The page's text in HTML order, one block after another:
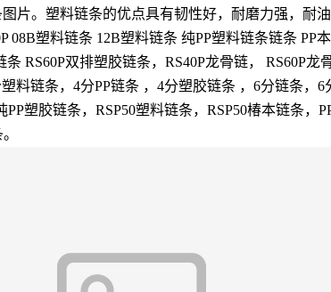
片。塑料链条的优点具有韧性好，耐磨力强，耐
塑料链条 12B塑料链条 纯PP塑料链条链条 PP
RS60P双排塑胶链条，RS40P龙骨链， RS60P龙
料链条，4分PP链条 ，4分塑胶链条 ，6分链条，
塑胶链条，RSP50塑料链条，RSP50椿本链条，